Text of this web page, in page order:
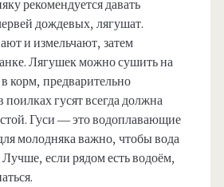
рекомендуется давать
дождевых, лягушат.
и измельчают, затем
Лягушек можно сушить на
корм, предварительно
поилках гусят всегда должна
Гуси — это водоплавающие
молодняка важно, чтобы вода
если рядом есть водоём,